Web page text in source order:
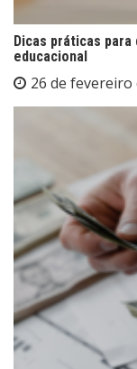
Dicas práticas
educacional
26 de fevereiro